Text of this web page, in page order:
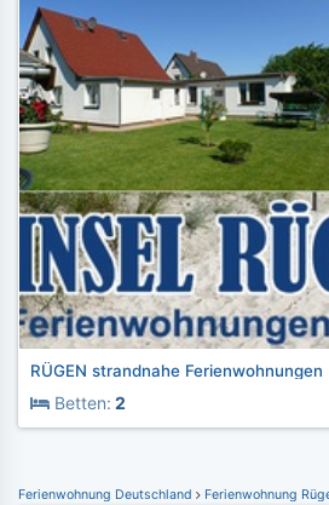
RÜGEN strandnahe Ferienwohnungen
Betten: 2
Ferienwohnung Deutschland Ferienwohnung